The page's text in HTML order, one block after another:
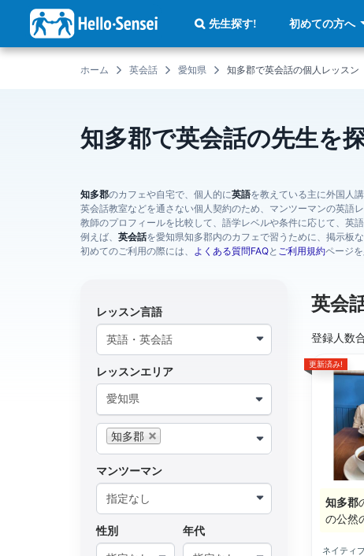
ン
先生探す! 初めての方へ
ホーム 英会話 愛知県 知多郡で英会話の個人レッスン
知多郡で英会話の先生を
知多郡のカフェや自宅で、個人的に英語を教えている主に外国人
英会話教室などを通さない個人契約のため、マンツーマンの英語
教師のプロフィールを比較して、語学レベルや条件に応じて、英
例えば、 英会話を愛知県知多郡内のカフェで習うために、掲示板
初めてのご利用の際には、 よくある質問FAQと ご利用規約ページ
レッスン言語
レッスンエリア
愛知県
知多郡
マンツーマン
性別 年代
英会
登録人数
更新済み!
知多郡
の公然
ネイティ